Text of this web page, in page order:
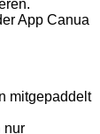
App Canua
mitgepaddelt
nur